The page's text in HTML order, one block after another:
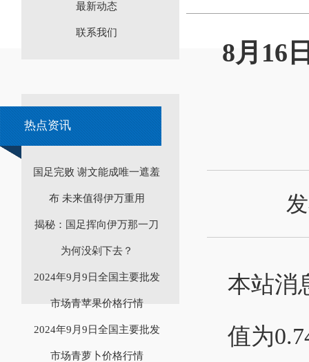
最新动态
联系我们
热点资讯
国足完败 谢文能成唯一遮羞
布 未来值得伊万重用
揭秘：国足挥向伊万那一刀
为何没剁下去？
2024年9月9日全国主要批发
市场青苹果价格行情
2024年9月9日全国主要批发
市场青萝卜价格行情
8月16
本站消
值为